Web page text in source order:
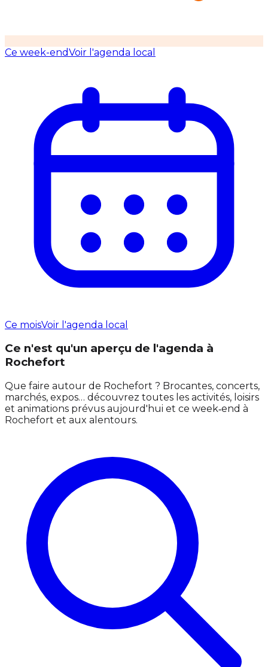
Ce week-endVoir l'agenda local
Ce moisVoir l'agenda local
Ce n'est qu'un aperçu de l'agenda à
Rochefort
Que faire autour de Rochefort ? Brocantes, concerts,
marchés, expos… découvrez toutes les activités, loisirs
et animations prévus aujourd'hui et ce week‑end à
Rochefort et aux alentours.